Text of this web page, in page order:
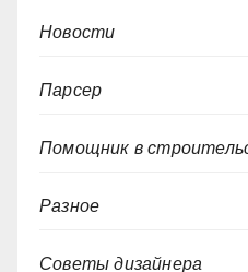
Новости
Парсер
Помощник в
Разное
Советы дизайнера